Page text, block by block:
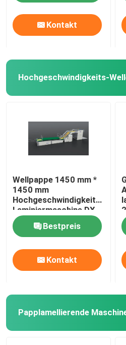
Flötenlaminierung, die
Kettenmesser-
Kontakt
Wellpappe 1450 mm *
1450 mm
Hochgeschwindigkeits-
Laminiermaschine DX-
1450
Bestpreis
Kontakt
Papplamellierende